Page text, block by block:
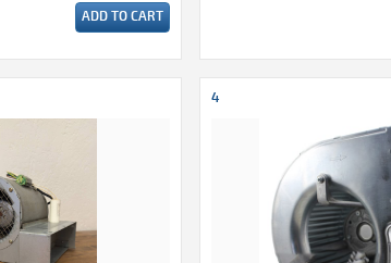
ADD TO CART
4